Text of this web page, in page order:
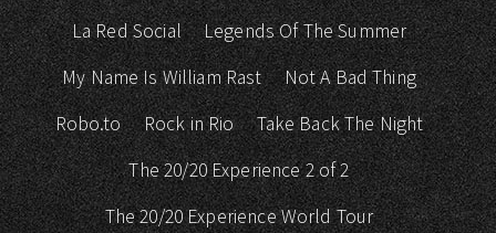
La Red Social
Legends Of The Summer
My Name Is William Rast
Not A Bad Thing
Robo.to
Rock in Rio
Take Back The Night
The 20/20 Experience 2 of 2
The 20/20 Experience World Tour